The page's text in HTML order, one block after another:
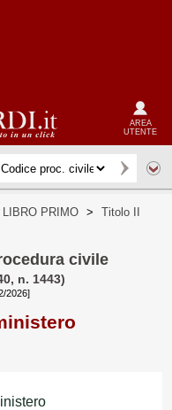
AREA
UTENTE
LIBRO PRIMO > Titolo II
civile
n. 1443)
2026]